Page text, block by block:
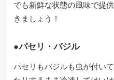
でも新鮮な状態の風味で提
きましょう！
●パセリ・バジル
パセリもバジルも虫が付い